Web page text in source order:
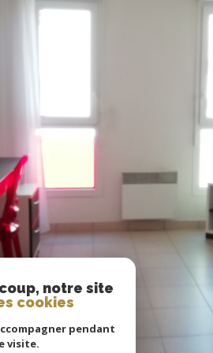
notre site
cookies
pendant
visite.